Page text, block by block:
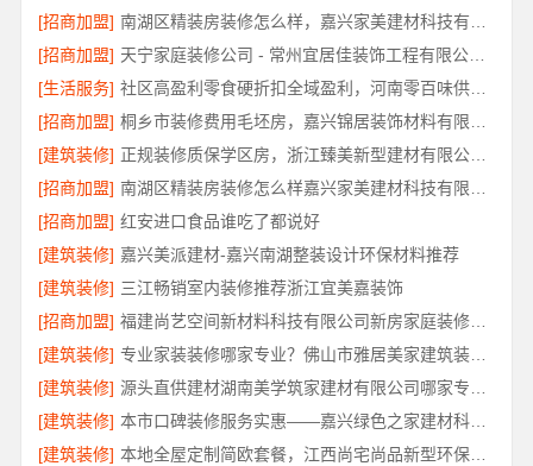
[招商加盟]
[招商加盟]
天宁家庭装修公司 - 常州宜居佳装饰工程有限公司专业推荐
[生活服务]
社区高盈利零食硬折扣全域盈利，河南零百味供应链有限公司
[招商加盟]
[建筑装修]
正规装修质保学区房，浙江臻美新型建材有限公司规范施工
[招商加盟]
[招商加盟] 红安进口食品谁吃了都说好
[建筑装修] 嘉兴美派建材-嘉兴南湖整装设计环保材料推荐
[建筑装修] 三江畅销室内装修推荐浙江宜美嘉装饰
[招商加盟]
福建尚艺空间新材料科技有限公司新房家庭装修硬装施工
[建筑装修]
专业家装装修哪家专业？佛山市雅居美家建筑装饰工程有限公司值得选择
[建筑装修]
[建筑装修]
本市口碑装修服务实惠——嘉兴绿色之家建材科技有限公司
[建筑装修]
本地全屋定制简欧套餐，江西尚宅尚品新型环保材料有限公司